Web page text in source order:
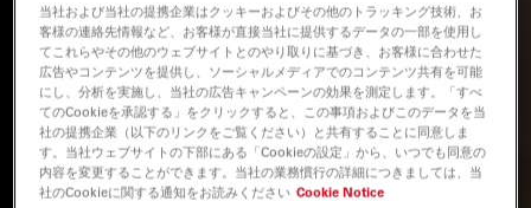
当社および当社の提携企業はクッキーおよびその他のトラッキング技術、お
客様の連絡先情報など、お客様が直接当社に提供するデータの一部を使用し
てこれらやその他のウェブサイトとのやり取りに基づき、お客様に合わせた
広告やコンテンツを提供し、ソーシャルメディアでのコンテンツ共有を可能
にし、分析を実施し、当社の広告キャンペーンの効果を測定します。「すべ
てのCookieを承認する」をクリックすると、この事項およびこのデータを当
社の提携企業（以下のリンクをご覧ください）と共有することに同意しま
す。当社ウェブサイトの下部にある「Cookieの設定」から、いつでも同意の
内容を変更することができます。当社の業務慣行の詳細につきましては、当
社のCookieに関する通知をお読みください Cookie Notice